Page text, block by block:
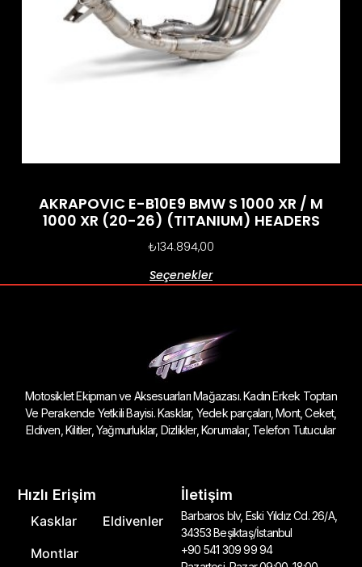
AKRAPOVIC E-B10E9 BMW S 1000 XR / M
1000 XR (20-26) (TITANIUM) HEADERS
₺134.894,00
Seçenekler
Motosiklet Ekipman ve Aksesuarları Mağazası. Kadın Erkek Toptan
Ve Perakende Yetkili Bayisi. Kasklar, Yedek parçaları, Mont, Ceket,
Eldiven, Kilitler, Yağmurluklar, Dizlikler, Korumalar, Telefon Tutucular
Hızlı Erişim
Kasklar
Eldivenler
Montlar
İletişim
Barbaros blv, Eski Yıldız Cd. 26/A,
34353 Beşiktaş/İstanbul
+90 541 309 99 94